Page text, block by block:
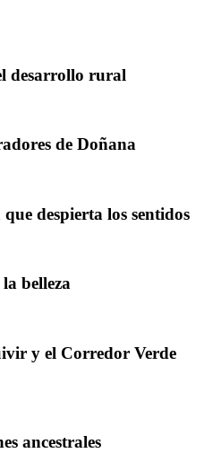
desarrollo rural
de Doñana
despierta los sentidos
belleza
y el Corredor Verde
ancestrales